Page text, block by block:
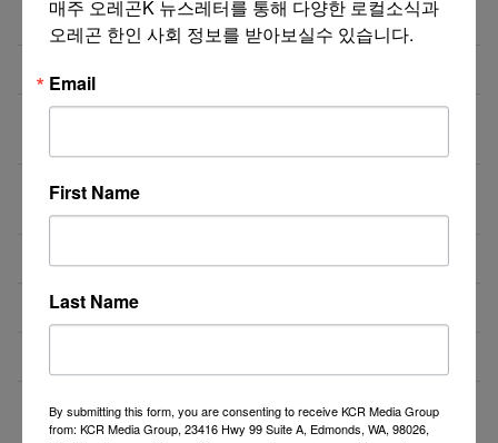
실화될 수 있을까?
[8월 무료] 공대 교수가 설명하는 AP Physics1 물리
온라인 강의
미국 전역 한국식 바닥난방 시공 차콜온돌
비즈니스 웹사이트 제작 프로모션 ($300부터~)
더보기 >>
매주 오레곤K 뉴스레터를 통해 다양한 로컬소식과
오레곤 한인 사회 정보를 받아보실수 있습니다.
Email
First Name
Last Name
By submitting this form, you are consenting to receive KCR Media Group
from: KCR Media Group, 23416 Hwy 99 Suite A, Edmonds, WA, 98026,